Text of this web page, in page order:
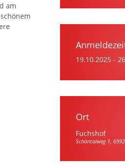
am
19.10.2025 -
Ort
Fuchshof
Schöntalweg 1,